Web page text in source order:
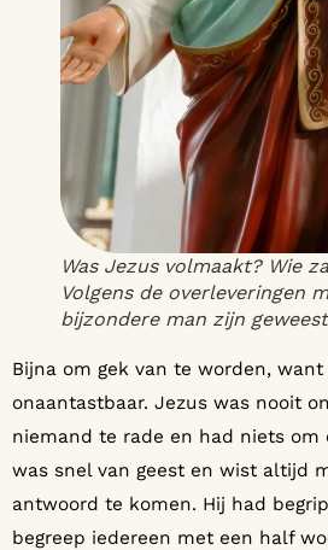
Was Jezus volmaakt? Wie
Volgens de overleveringen
bijzondere man zijn
Bijna om gek van te worden,
onaantastbaar. Jezus was nooit
niemand te rade en had niets om
was snel van geest en wist altijd
antwoord te komen. Hij had
begreep iedereen met een half